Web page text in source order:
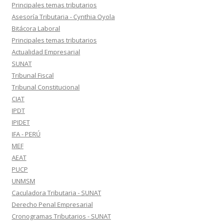
Principales temas tributarios
Asesoría Tributaria - Cynthia Oyola
Bitácora Laboral
Principales temas tributarios
Actualidad Empresarial
SUNAT
Tribunal Fiscal
Tribunal Constitucional
CIAT
IPDT
IPIDET
IFA - PERÚ
MEF
AEAT
PUCP
UNMSM
Caculadora Tributaria - SUNAT
Derecho Penal Empresarial
Cronogramas Tributarios - SUNAT